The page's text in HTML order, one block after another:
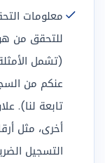
معلومات
للتحقق من
(تشمل
عنكم من
تابعة لنا).
أخرى، مثل
التسجيل